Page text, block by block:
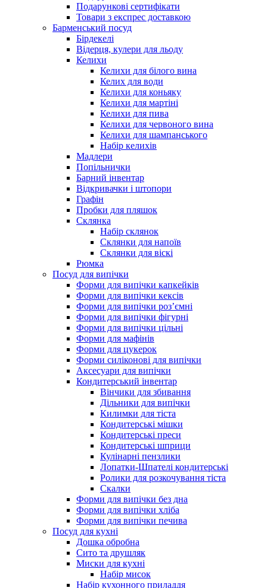
Подарункові сертифікати
Товари з експрес доставкою
Барменський посуд
Бірдекелі
Відерця, кулери для льоду
Келихи
Келихи для білого вина
Келих для води
Келихи для коньяку
Келихи для мартіні
Келихи для пива
Келихи для червоного вина
Келихи для шампанського
Набір келихів
Мадлери
Попільнички
Барний інвентар
Відкривачки і штопори
Графін
Пробки для пляшок
Склянка
Набір склянок
Склянки для напоїв
Склянки для віскі
Рюмка
Посуд для випічки
Форми для випічки капкейків
Форми для випічки кексів
Форми для випічки роз’ємні
Форми для випічки фігурні
Форми для випічки цільні
Форми для мафінів
Форми для цукерок
Форми силіконові для випічки
Аксесуари для випічки
Кондитерський інвентар
Вінчики для збивання
Дільники для випічки
Килимки для тіста
Кондитерські мішки
Кондитерські преси
Кондитерські шприци
Кулінарні пензлики
Лопатки-Шпателі кондитерські
Ролики для розкочування тіста
Скалки
Форми для випічки без дна
Форми для випічки хліба
Форми для випічки печива
Посуд для кухні
Дошка обробна
Сито та друшляк
Миски для кухні
Набір мисок
Набір кухонного приладдя